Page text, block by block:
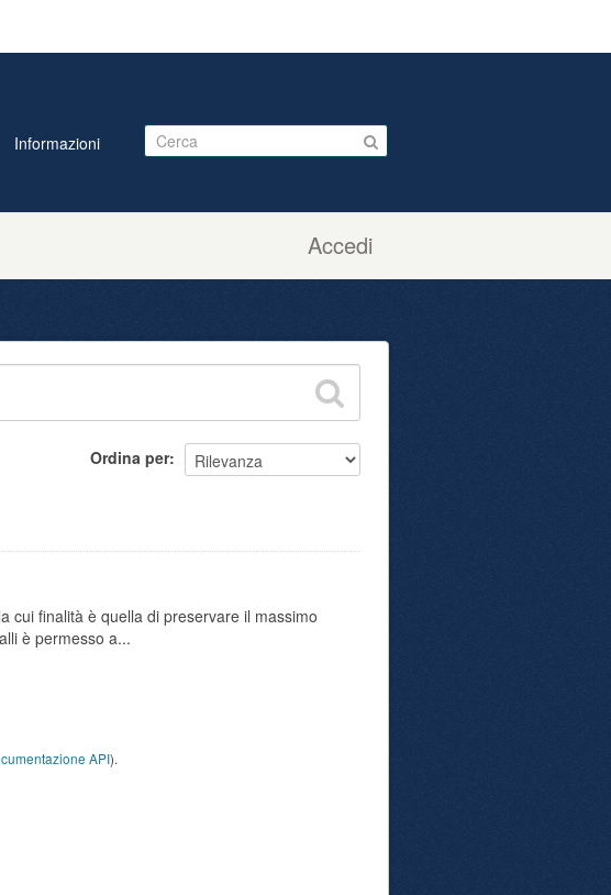
Accedi
Informazioni
Ordina per
cui finalità è quella di preservare il massimo
è permesso a...
API).